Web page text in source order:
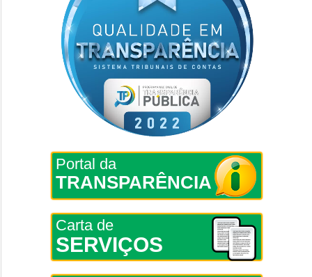
Portal da
TRANSPARÊNCIA
Carta de
SERVIÇOS